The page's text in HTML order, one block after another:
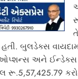
હતી. બુલડેક્સ
ઓપ્શન્સ અને
રૂ.5,57,425.79